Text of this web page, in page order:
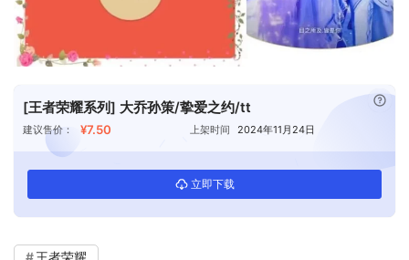
[王者荣耀系列] 大乔孙策/挚爱之约/tt
建议售价： ¥7.50 上架时间 2024年11月24日
立即下载
已
王者荣耀